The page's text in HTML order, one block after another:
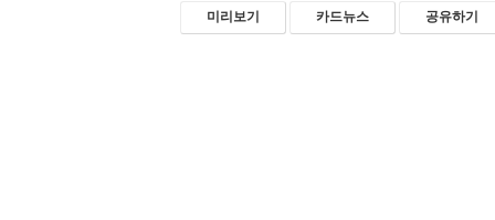
미리보기 카드뉴스 공유하기